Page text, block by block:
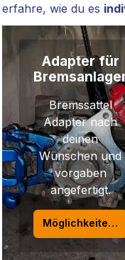
erfahre, wie du es
Adapter für
Bremssattel
Adapter nach
deinen
Wünschen und
vorgaben
angefertigt.
Möglichkeiten auswählen